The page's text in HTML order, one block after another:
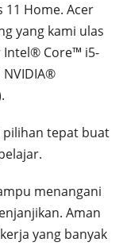
Home. Acer
yang kami ulas
Intel® Core™ i5-
NVIDIA®
pilihan tepat buat
menangani
Aman
yang banyak